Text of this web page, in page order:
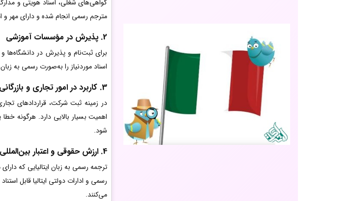
گواهی‌های شغلی، اسناد هویتی و
مترجم رسمی انجام شده و دارای مهر و
2. پذیرش در مؤسسات آموزشی
برای ثبت‌نام و پذیرش در دانشگاه‌ها و
اسناد موردنیاز را به‌صورت رسمی به
3. کاربرد در امور تجاری و بازرگانی
در زمینه ثبت شرکت، قراردادهای
اهمیت بسیار بالایی دارد. هرگونه
شود.
4. ارزش حقوقی و اعتبار بین‌المللی
ترجمه رسمی به زبان ایتالیایی که
رسمی و ادارات دولتی ایتالیا قابل
می‌کنند.